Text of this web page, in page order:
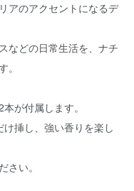
アのアクセントになるデ
などの日常生活を、ナチ
。
が付属します。
挿し、強い香りを楽し
さい。